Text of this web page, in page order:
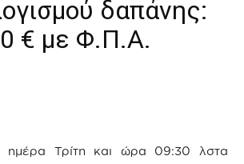
δαπάνης:
€ με Φ.Π.Α.
ημέρα Τρίτη και ώρα 09:30 λστα